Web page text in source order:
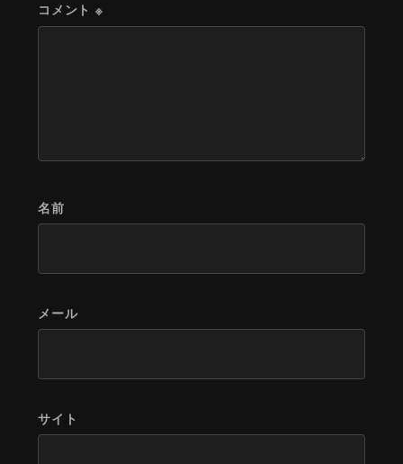
コメント ※
名前
メール
サイト